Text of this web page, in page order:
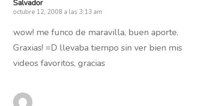
Salvador
octubre 12, 2008 a las 3:13 am
wow! me funco de maravilla, buen aporte.
Graxias! =D llevaba tiempo sin ver bien mis
videos favoritos, gracias